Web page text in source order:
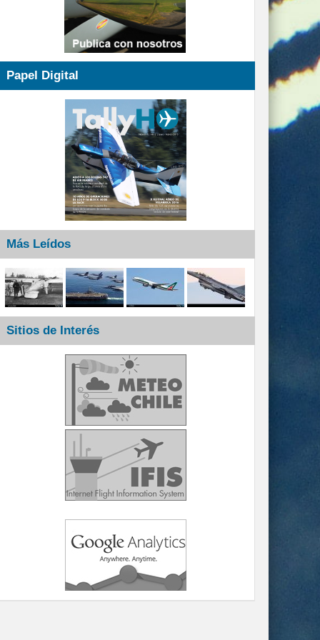
Papel Digital
Más Leídos
Sitios de Interés